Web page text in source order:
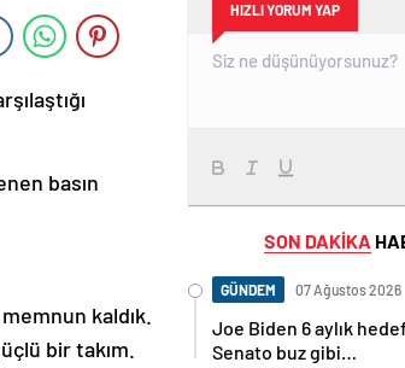
basın
kaldık.
bir takım.
HIZLI YORUM YAP
SON DAKİKA
GÜNDEM 07 Ağustos 2026
Joe Biden 6 aylık
Senato buz gibi…